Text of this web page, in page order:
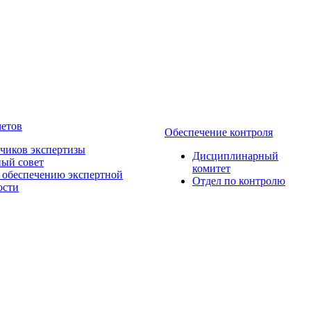
экспертизы
совет
экспертной
Обеспечение контроля
Дисциплинарный
комитет
Отдел по контролю